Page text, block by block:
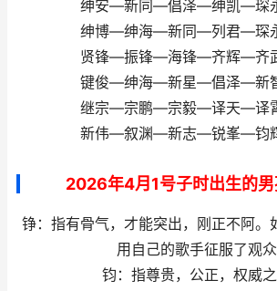
绅安—新同—倡泽—绅凯—琛
绅博—绅海—新同—列君—琛
贤锋—振锋—海锋—齐辉—齐
键俊—绅海—新星—倡泽—新
继宗—宗鹏—宗毅—译天—译
新伟—叙渊—新志—锐峯—钧
2026年4月1号子时出生的
铮：指有骨气，才能突出，刚正不阿。
用自己的歌手征服了观众
钧：指尊贵，公正，权威之